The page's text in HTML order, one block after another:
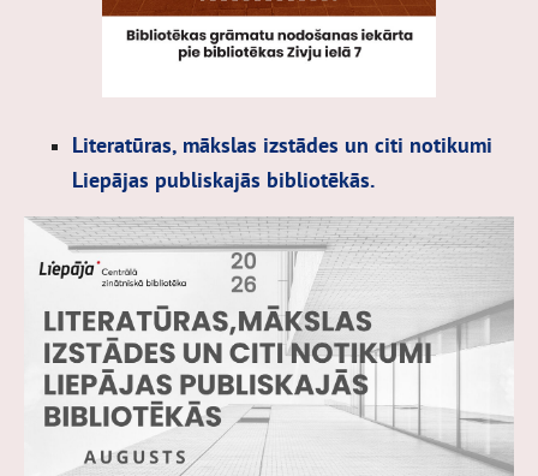
Literatūras, mākslas izstādes un citi notikumi
Liepājas publiskajās bibliotēkās.